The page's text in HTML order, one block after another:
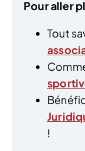
Pour aller
Tout
!